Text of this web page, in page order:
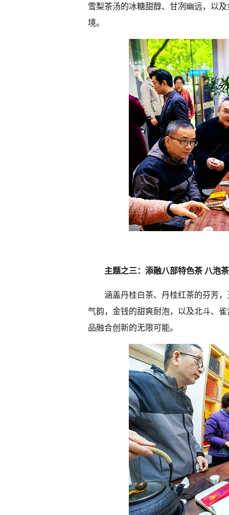
雪梨茶汤的冰糖甜醇、甘冽幽远，以
境。
主题之三： 添融八部特色茶八泡茶
涵盖丹桂白茶、丹桂红茶的芬芳
气韵，金钱的甜爽耐泡，以及北斗、
品融合创新的无限可能。